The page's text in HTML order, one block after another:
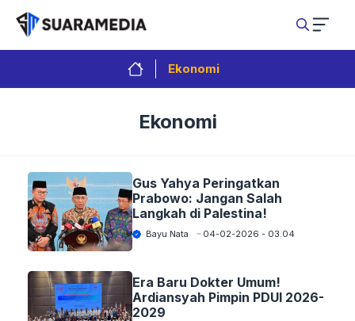
Langsung
isi
Ekonomi
Ekonomi
Gus Yahya Peringatkan
Prabowo: Jangan Salah
Langkah di Palestina!
Bayu Nata 04-02-2026 - 03.04
Era Baru Dokter Umum!
Ardiansyah Pimpin PDUI 2026-
2029